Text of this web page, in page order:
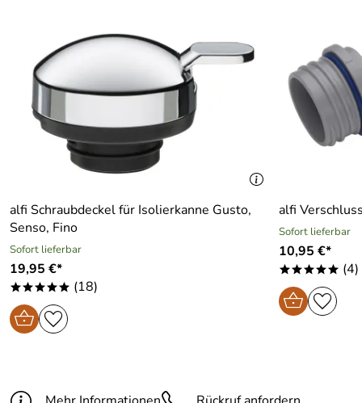
alfi Schraubdeckel für Isolierkanne Gusto,
Senso, Fino
Sofort lieferbar
19,95 €*
***** (18)
alfi
Sofort lieferbar
10,95 €*
***** (4)